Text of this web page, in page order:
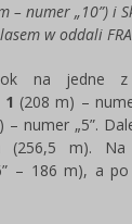
– numer „10”) i
lasem w oddali
na jedne z
(208 m) –
– numer „5”.
(256,5 m). Na
– 186 m), a